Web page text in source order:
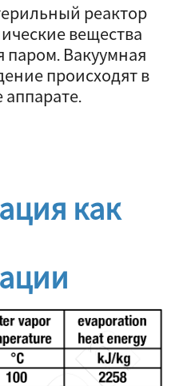
реактор
вещества
паром. Вакуумная
происходят в
как